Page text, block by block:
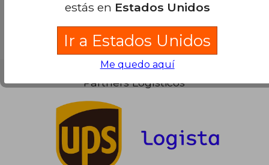
Partners Logísticos
estás en Estados Unidos
Ir a Estados Unidos
Me quedo aquí